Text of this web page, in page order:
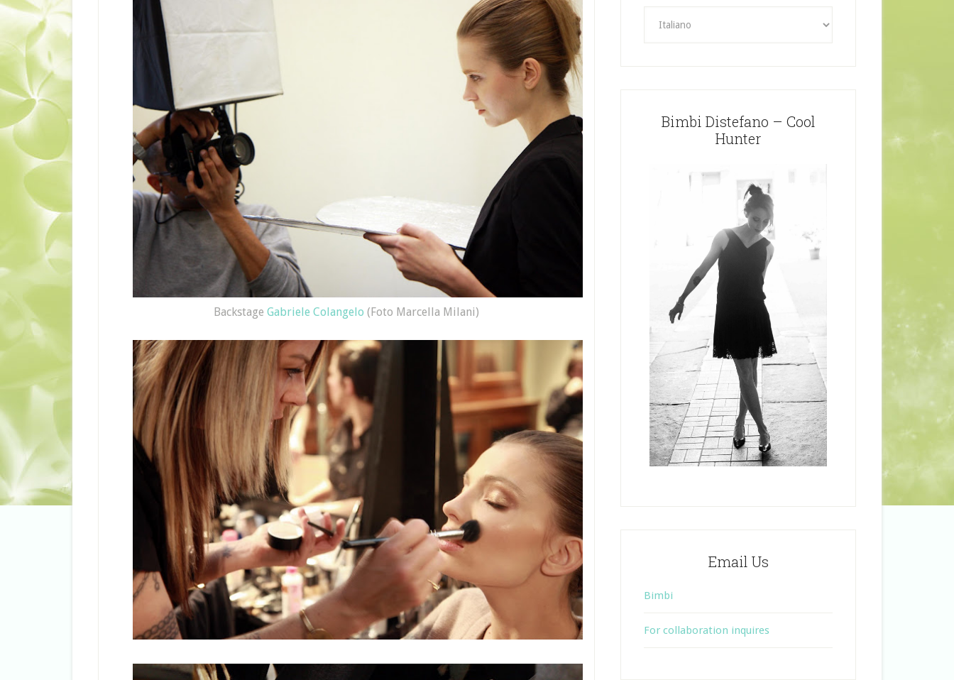
Backstage Gabriele Colangelo (Foto Marcella Milani)
Bimbi Distefano – Cool
Hunter
Email Us
Bimbi
For collaboration inquires